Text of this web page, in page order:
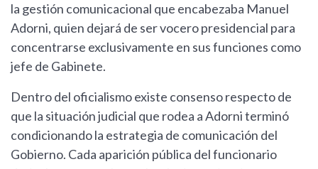
la gestión comunicacional que encabezaba Manuel
Adorni, quien dejará de ser vocero presidencial para
concentrarse exclusivamente en sus funciones como
jefe de Gabinete.
Dentro del oficialismo existe consenso respecto de
que la situación judicial que rodea a Adorni terminó
condicionando la estrategia de comunicación del
Gobierno. Cada aparición pública del funcionario